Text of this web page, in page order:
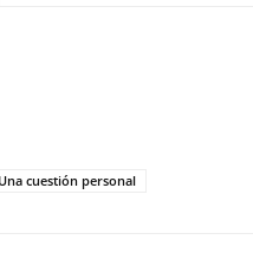
Una cuestión personal